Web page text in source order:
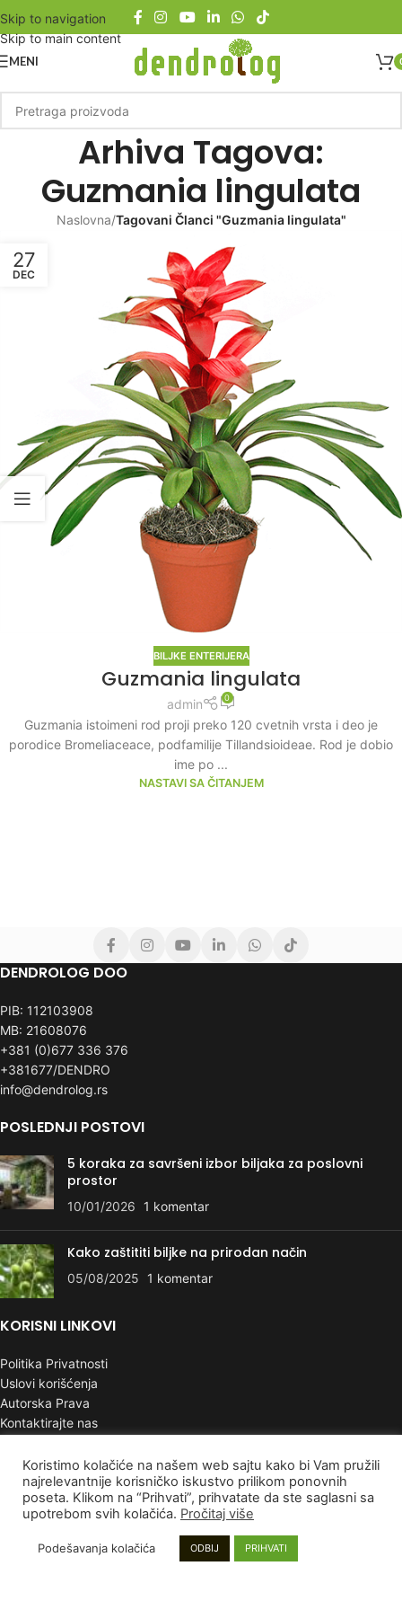
Skip to navigation
Skip to main content
MENI
Arhiva Tagova:
Guzmania lingulata
Naslovna/Tagovani Članci "Guzmania lingulata"
27
DEC
BILJKE ENTERIJERA
Guzmania lingulata
admin 0
Guzmania istoimeni rod proji preko 120 cvetnih vrsta i deo je
porodice Bromeliaceace, podfamilije Tillandsioideae. Rod je dobio
ime po ...
NASTAVI SA ČITANJEM
DENDROLOG DOO
PIB: 112103908
MB: 21608076
+381 (0)677 336 376
+381677/DENDRO
info@dendrolog.rs
POSLEDNJI POSTOVI
5 koraka za savršeni izbor biljaka za poslovni
prostor
10/01/2026 1 komentar
Kako zaštititi biljke na prirodan način
05/08/2025 1 komentar
KORISNI LINKOVI
Politika Privatnosti
Uslovi korišćenja
Autorska Prava
Kontaktirajte nas
PLAĆANJE I DOSTAVA
Poručivanje i Plaćanje
Rokovi isporuke
Reklamacije
Koristimo kolačiće na našem web sajtu kako bi Vam pružili
najrelevantnije korisničko iskustvo prilikom ponovnih
poseta. Klikom na “Prihvati”, prihvatate da ste saglasni sa
upotrebom svih kolačića. Pročitaj više
Podešavanja kolačića ODBIJ PRIHVATI